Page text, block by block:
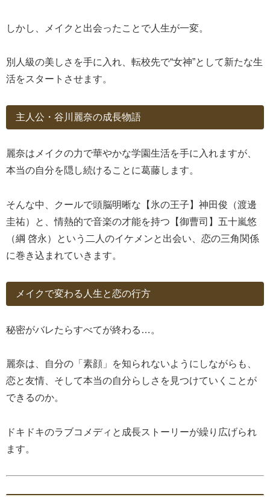
しかし、メイクと出会ったことで人生が一変。
別人級の美しさを手に入れ、転校先で“女神”として新たな生
活をスタートさせます。
主人公・谷川麗奈の成長物語
麗奈はメイクの力で華やかな学園生活を手に入れますが、
本当の自分を隠し続けることに葛藤します。
そんな中、クールで頭脳明晰な【氷の王子】神田俊（渡邊
圭祐）と、情熱的で音楽の才能を持つ【御曹司】五十嵐悠
（綱 啓永）という二人のイケメンと出会い、恋の三角関係
に巻き込まれていきます。
メイクで変わる人生と恋の行方
秘密がバレたらすべてが終わる…。
麗奈は、自分の「素顔」を知られないようにしながらも、
恋と友情、そして本当の自分らしさを見つけていくことが
できるのか。
ドキドキのラブコメディと成長ストーリーが繰り広げられ
ます。